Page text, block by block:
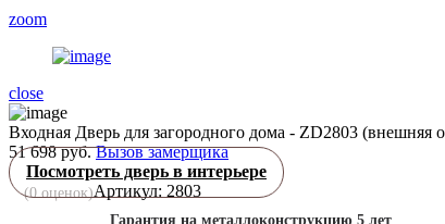
zoom
close
Входная Дверь для загородного дома - ZD2803
51 698 руб. Вызов замерщика
Посмотреть дверь в интерьере
(0оценок)Артикул: 2803
Гарантия на металлоконструкцию 5 лет